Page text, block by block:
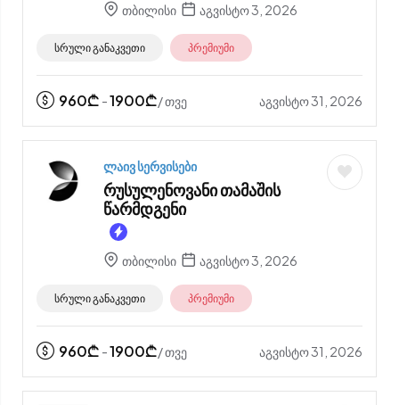
თბილისი აგვისტო 3, 2026
სრული განაკვეთი პრემიუმი
960₾ -1900₾/ თვე აგვისტო 31, 2026
ლაივ სერვისები
რუსულენოვანი თამაშის
წარმდგენი
თბილისი აგვისტო 3, 2026
სრული განაკვეთი პრემიუმი
960₾ -1900₾/ თვე აგვისტო 31, 2026